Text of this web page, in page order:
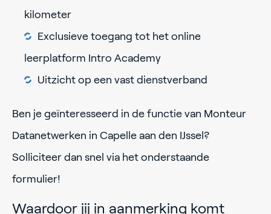
kilometer
Exclusieve toegang tot het online
leerplatform Intro Academy
Uitzicht op een vast dienstverband
Ben je geïnteresseerd in de functie van Monteur
Datanetwerken in Capelle aan den IJssel?
Solliciteer dan snel via het onderstaande
formulier!
Waardoor jij in aanmerking komt